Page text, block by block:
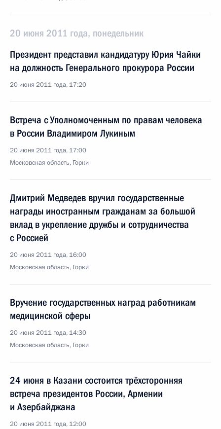
20 июня 2011 года, понедельник
Президент представил кандидатуру Юрия Чайки
на должность Генерального прокурора России
20 июня 2011 года, 17:20
Встреча с Уполномоченным по правам человека
в России Владимиром Лукиным
20 июня 2011 года, 17:00
Московская область, Горки
Дмитрий Медведев вручил государственные
награды иностранным гражданам за большой
вклад в укрепление дружбы и сотрудничества
с Россией
20 июня 2011 года, 16:00
Московская область, Горки
Вручение государственных наград работникам
медицинской сферы
20 июня 2011 года, 14:30
Московская область, Горки
24 июня в Казани состоится трёхсторонняя
встреча президентов России, Армении
и Азербайджана
20 июня 2011 года, 12:00